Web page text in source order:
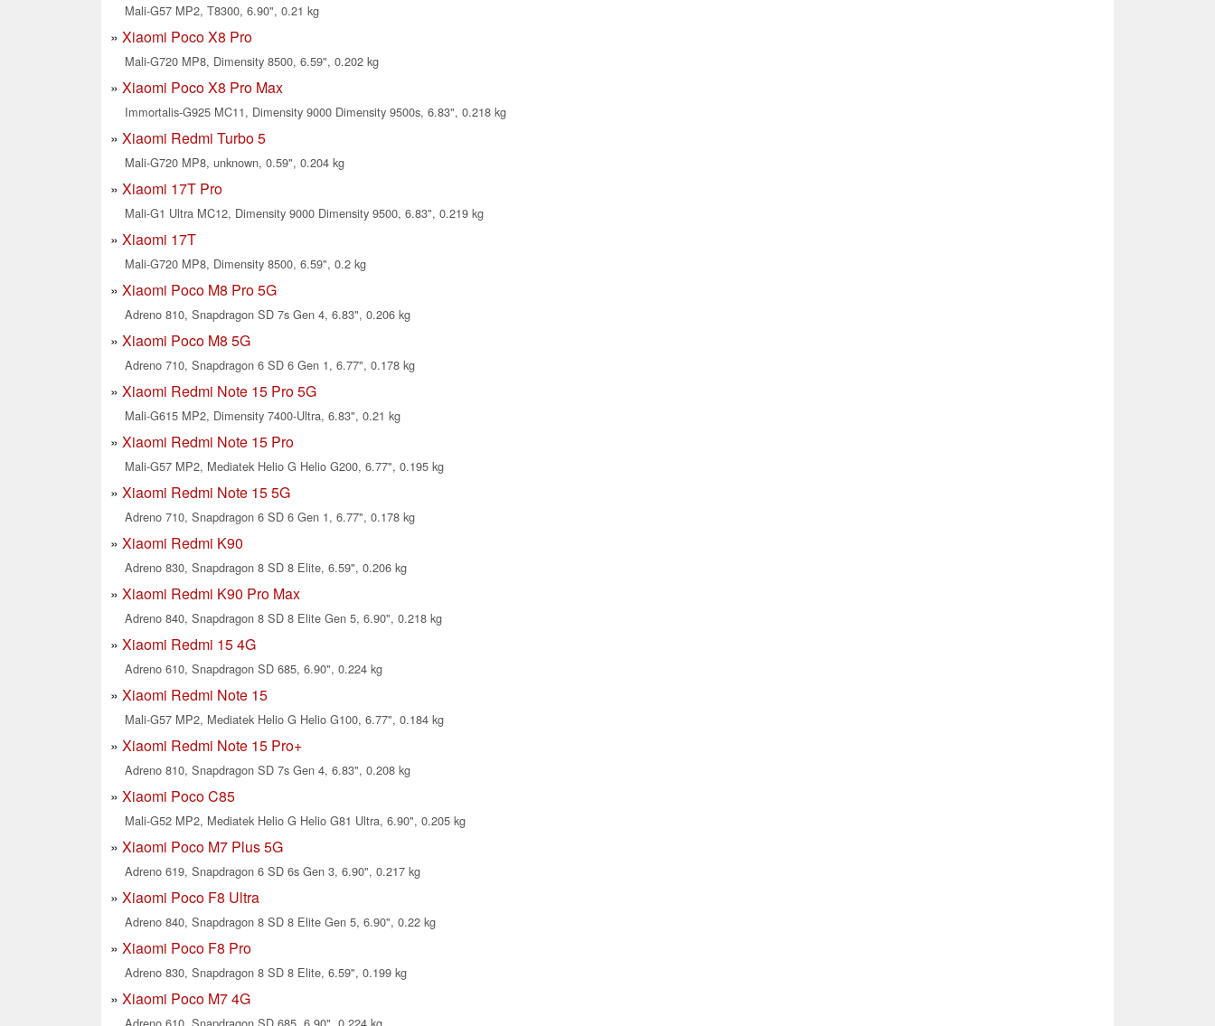
Mali-G57 MP2, T8300, 6.90", 0.21 kg
Xiaomi Poco X8 Pro
Mali-G720 MP8, Dimensity 8500, 6.59", 0.202 kg
Xiaomi Poco X8 Pro Max
Immortalis-G925 MC11, Dimensity 9000 Dimensity 9500s, 6.83", 0.218 kg
Xiaomi Redmi Turbo 5
Mali-G720 MP8, unknown, 0.59", 0.204 kg
Xiaomi 17T Pro
Mali-G1 Ultra MC12, Dimensity 9000 Dimensity 9500, 6.83", 0.219 kg
Xiaomi 17T
Mali-G720 MP8, Dimensity 8500, 6.59", 0.2 kg
Xiaomi Poco M8 Pro 5G
Adreno 810, Snapdragon SD 7s Gen 4, 6.83", 0.206 kg
Xiaomi Poco M8 5G
Adreno 710, Snapdragon 6 SD 6 Gen 1, 6.77", 0.178 kg
Xiaomi Redmi Note 15 Pro 5G
Mali-G615 MP2, Dimensity 7400-Ultra, 6.83", 0.21 kg
Xiaomi Redmi Note 15 Pro
Mali-G57 MP2, Mediatek Helio G Helio G200, 6.77", 0.195 kg
Xiaomi Redmi Note 15 5G
Adreno 710, Snapdragon 6 SD 6 Gen 1, 6.77", 0.178 kg
Xiaomi Redmi K90
Adreno 830, Snapdragon 8 SD 8 Elite, 6.59", 0.206 kg
Xiaomi Redmi K90 Pro Max
Adreno 840, Snapdragon 8 SD 8 Elite Gen 5, 6.90", 0.218 kg
Xiaomi Redmi 15 4G
Adreno 610, Snapdragon SD 685, 6.90", 0.224 kg
Xiaomi Redmi Note 15
Mali-G57 MP2, Mediatek Helio G Helio G100, 6.77", 0.184 kg
Xiaomi Redmi Note 15 Pro+
Adreno 810, Snapdragon SD 7s Gen 4, 6.83", 0.208 kg
Xiaomi Poco C85
Mali-G52 MP2, Mediatek Helio G Helio G81 Ultra, 6.90", 0.205 kg
Xiaomi Poco M7 Plus 5G
Adreno 619, Snapdragon 6 SD 6s Gen 3, 6.90", 0.217 kg
Xiaomi Poco F8 Ultra
Adreno 840, Snapdragon 8 SD 8 Elite Gen 5, 6.90", 0.22 kg
Xiaomi Poco F8 Pro
Adreno 830, Snapdragon 8 SD 8 Elite, 6.59", 0.199 kg
Xiaomi Poco M7 4G